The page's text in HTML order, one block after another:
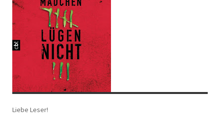
Liebe Leser!